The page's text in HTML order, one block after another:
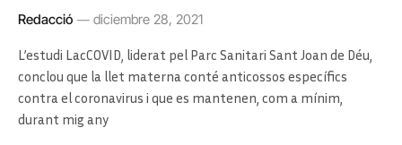
Redacció diciembre 28, 2021
L’estudi LacCOVID, liderat pel Parc Sanitari Sant Joan de Déu,
conclou que la llet materna conté anticossos específics
contra el coronavirus i que es mantenen, com a mínim,
durant mig any